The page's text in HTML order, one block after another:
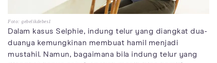
Foto: gebelikdebes1
Dalam kasus Selphie, indung telur yang diangkat dua-
duanya kemungkinan membuat hamil menjadi
mustahil. Namun, bagaimana bila indung telur yang